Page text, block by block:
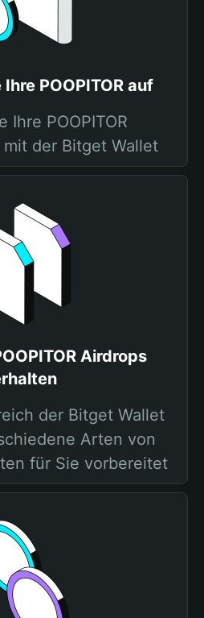
POOPITOR auf
Ihre POOPITOR
der Bitget Wallet
Airdrops
der Bitget Wallet
Arten von
für Sie vorbereitet